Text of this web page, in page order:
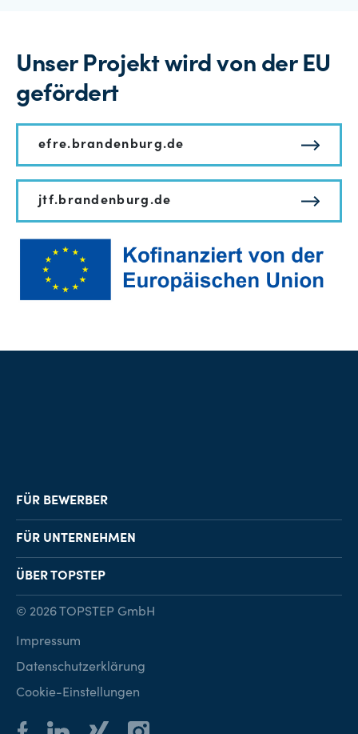
Unser Projekt wird von der EU
gefördert
efre.brandenburg.de
jtf.brandenburg.de
FÜR BEWERBER
Job-Finder
Karriereberatung
FÜR UNTERNEHMEN
Personalvermittlung
Personalsuche
ÜBER TOPSTEP
Kontakt
© 2026 TOPSTEP GmbH
Impressum
Datenschutzerklärung
Cookie-Einstellungen